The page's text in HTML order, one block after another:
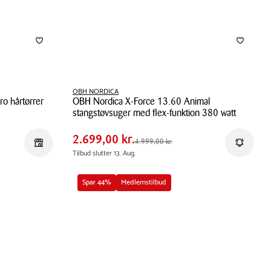
hårtørrer
Reservér i butik
OBH NORDICA
OBH Nordica X-Force 13.60 Animal
stangstøvsuger med flex-funktion 380 watt
OBH
Nordica
Force
13.60
Pris
tabel
Pris
2.699,00 kr.
Førpris 4.999,00 kr.
2.699,00 kr.4.999,00 kr.
Tilbud slutter 13. Aug.
Få
Spar 44% Medlemstilbud